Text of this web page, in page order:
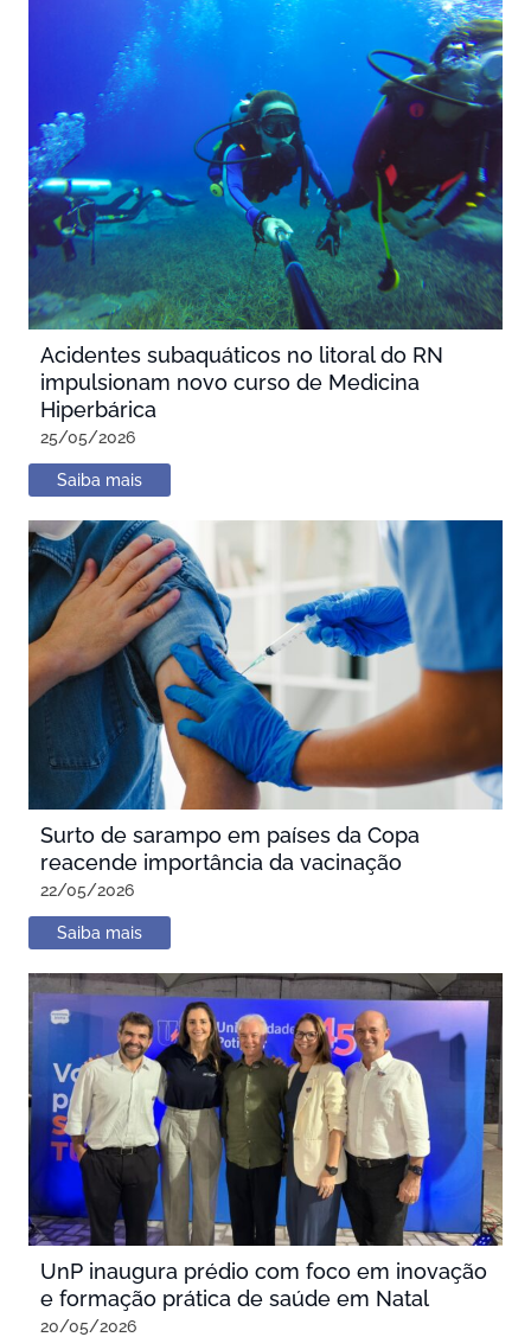
Acidentes subaquáticos no litoral do RN
impulsionam novo curso de Medicina
Hiperbárica
25/05/2026
Saiba mais
Surto de sarampo em países da Copa
reacende importância da vacinação
22/05/2026
Saiba mais
UnP inaugura prédio com foco em inovação
e formação prática de saúde em Natal
20/05/2026